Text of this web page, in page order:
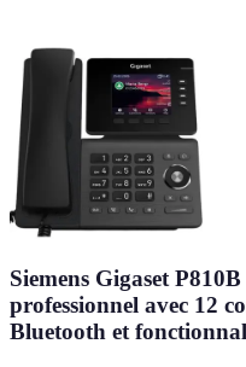
Siemens Gigaset
professionnel avec 12
Bluetooth et